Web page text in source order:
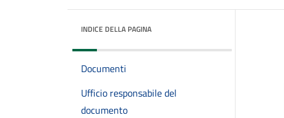
INDICE DELLA PAGINA
Documenti
Ufficio responsabile del
documento